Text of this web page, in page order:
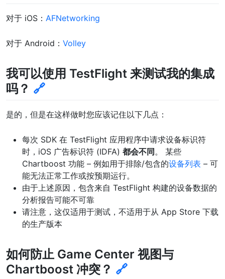
对于 iOS： AFNetworking
对于 Android： Volley
我可以使用 TestFlight 来测试我的集成
吗？ 🔗
是的，但是在这样做时您应该记住以下几点：
每次 SDK 在 TestFlight 应用程序中请求设备标识符
时，iOS 广告标识符 (IDFA) 都会不同。 某些
Chartboost 功能 – 例如用于排除/包含的设备列表 – 可
能无法正常工作或按预期运行。
由于上述原因，包含来自 TestFlight 构建的设备数据的
分析报告可能不可靠
请注意，这仅适用于测试，不适用于从 App Store 下载
的生产版本
如何防止 Game Center 视图与
Chartboost 冲突？ 🔗